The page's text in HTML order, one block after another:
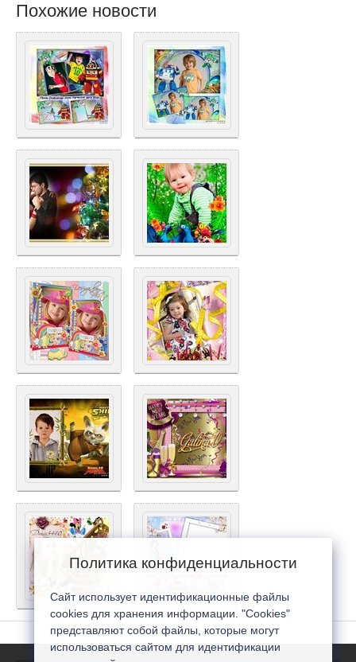
Похожие новости
Политика конфиденциальности
Сайт использует идентификационные файлы
cookies для хранения информации. "Cookies"
представляют собой файлы, которые могут
использоваться сайтом для идентификации